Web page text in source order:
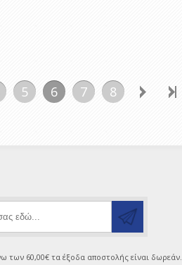
5 6 7 8
των 60,00€ τα έξοδα αποστολής είναι δωρεάν.